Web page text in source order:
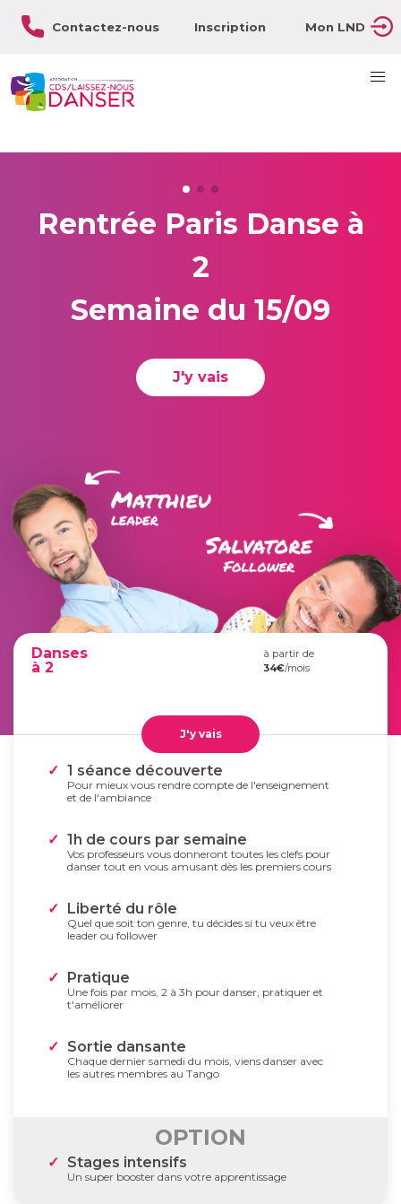
Contactez-nous Inscription Mon LND
Rentrée Paris Danse à
2
Semaine du 15/09
J'y vais
Danses
à 2
à partir de
34€/mois
J'y vais
1 séance découverte
Pour mieux vous rendre compte de l'enseignement
et de l'ambiance
1h de cours par semaine
Vos professeurs vous donneront toutes les clefs pour
danser tout en vous amusant dès les premiers cours
Liberté du rôle
Quel que soit ton genre, tu décides si tu veux être
leader ou follower
Pratique
Une fois par mois, 2 à 3h pour danser, pratiquer et
t'améliorer
Sortie dansante
Chaque dernier samedi du mois, viens danser avec
les autres membres au Tango
OPTION
Stages intensifs
Un super booster dans votre apprentissage